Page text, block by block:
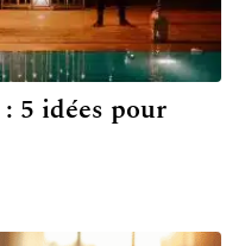
5 idées pour